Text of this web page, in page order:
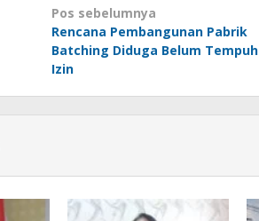
Navigasi
pos
Pos sebelumnya
Rencana Pembangunan Pabrik
Batching Diduga Belum Tempuh
Izin